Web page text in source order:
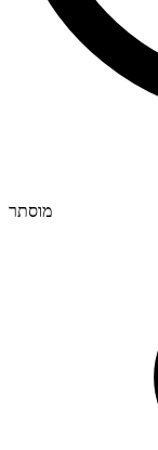
מוסתר